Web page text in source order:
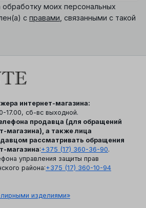
обработку моих персональных
с правами , связанными с такой
интернет-магазина:
17.00, сб-вс выходной.
продавца (для обращений
магазина), а также лица
рассматривать обращения
магазина:+375 (17) 360-36-90.
управления защиты прав
района:+375 (17) 360-10-94
изделиями»